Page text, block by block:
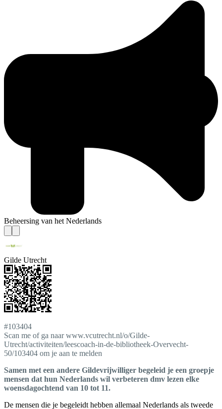
Beheersing van het Nederlands
Gilde Utrecht
#103404
Scan me of ga naar www.vcutrecht.nl/o/Gilde-
Utrecht/activiteiten/leescoach-in-de-bibliotheek-Overvecht-
50/103404 om je aan te melden
Samen met een andere Gildevrijwilliger begeleid je een groepje
mensen dat hun Nederlands wil verbeteren dmv lezen elke
woensdagochtend van 10 tot 11.
De mensen die je begeleidt hebben allemaal Nederlands als tweede